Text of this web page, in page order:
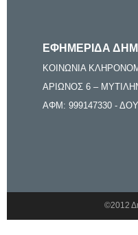
ΕΦΗΜΕΡΙΔΑ
ΚΟΙΝΩΝΙΑ
ΑΡΙΩΝΟΣ 6 –
ΑΦΜ: 999147330 -
©2012